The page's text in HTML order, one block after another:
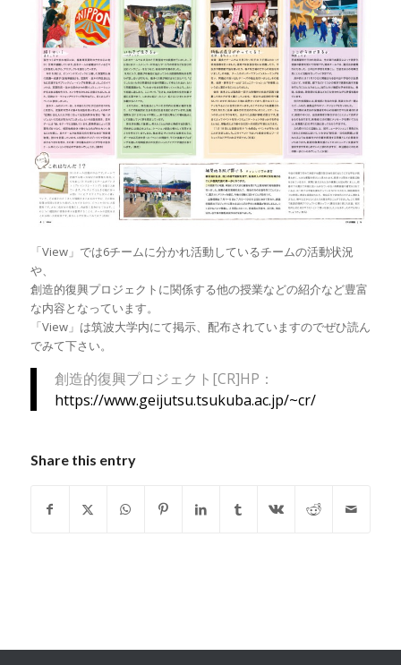
「View」では6チームに分かれ活動しているチームの活動状況
や、
創造的復興プロジェクトに関係する他の授業などの紹介など豊富
な内容となっています。
「View」は筑波大学内にて掲示、配布されていますのでぜひ読ん
でみて下さい。
創造的復興プロジェクト[CR]HP：
https://www.geijutsu.tsukuba.ac.jp/~cr/
Share this entry